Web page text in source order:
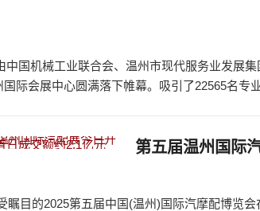
中国机械工业联合会、温州市现代服务业发展
国际会展中心圆满落下帷幕。吸引了22565名专
第五届温州国际
瞩目的2025第五届中国(温州)国际汽摩配博览